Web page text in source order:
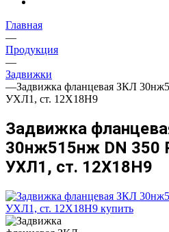
Главная
—
Продукция
—
Задвижки
—Задвижка фланцевая ЗКЛ
УХЛ1, ст. 12Х18Н9
Задвижка
30нж515нж DN 350
УХЛ1, ст. 12Х18Н9